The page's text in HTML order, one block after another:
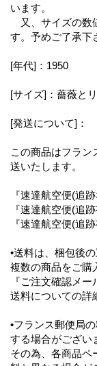
います。
又、サイズの数
す。予めご了承下
[年代]：1950
[サイズ]：薔薇と
[発送について]：
この商品はフラン
送いたします。
『速達航空便(追
『速達航空便(追
『速達航空便(追
•送料は、梱包後
複数の商品をご購
『ご注文確認メー
送料についての詳
•フランス郵便局
する場合がござい
その為、各商品ペ